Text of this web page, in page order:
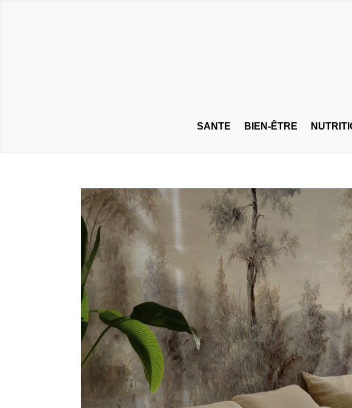
SANTE BIEN-ÊTRE